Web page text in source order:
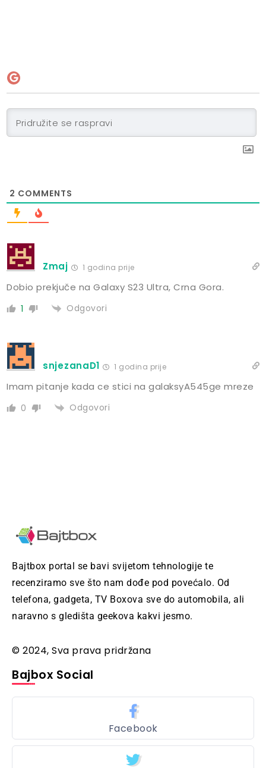
2 COMMENTS
Zmaj 1 godina prije
Dobio prekjuče na Galaxy S23 Ultra, Crna Gora.
1 Odgovori
snjezanaD1 1 godina prije
Imam pitanje kada ce stici na galaksyA545ge mreze
0 Odgovori
Bajtbox portal se bavi svijetom tehnologije te
recenziramo sve što nam dođe pod povećalo. Od
telefona, gadgeta, TV Boxova sve do automobila, ali
naravno s gledišta geekova kakvi jesmo.
© 2024, Sva prava pridržana
Bajbox Social
Facebook